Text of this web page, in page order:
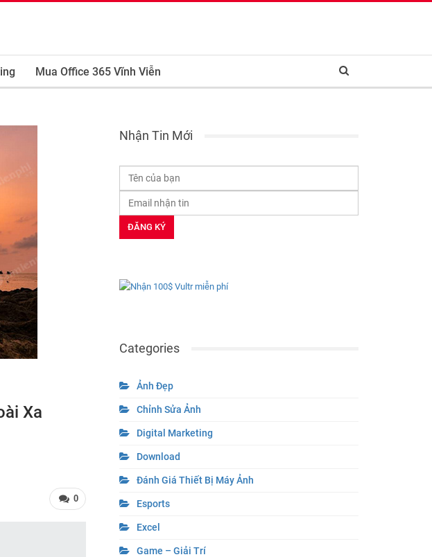
Mua Office 365 Vĩnh Viễn
Xa
0
Nhận Tin Mới
Categories
Ảnh Đẹp
Chỉnh Sửa Ảnh
Digital Marketing
Download
Đánh Giá Thiết Bị Máy Ảnh
Esports
Excel
Game – Giải Trí